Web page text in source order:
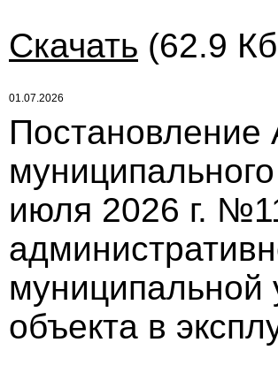
Скачать (62.9
01.07.2026
Постановление
июля 2026 г.
муниципальной
объекта в